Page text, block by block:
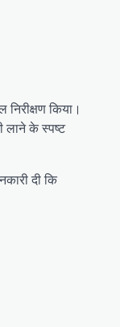
किया।
लाने के स्पष्ट
दी कि